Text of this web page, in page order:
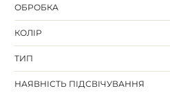
ОБРОБКА
КОЛІР
ТИП
НАЯВНІСТЬ ПІДСВІЧУВАННЯ